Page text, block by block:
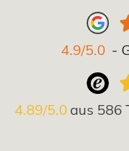
4.9/5.0 -
4.89/5.0 aus 586